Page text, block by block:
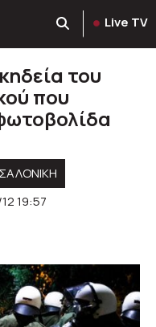
Live TV
του
που
19:57